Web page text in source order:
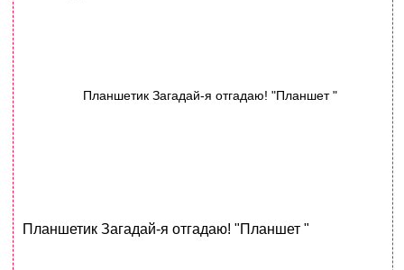
Планшетик Загадай-я отгадаю! "Планшет "